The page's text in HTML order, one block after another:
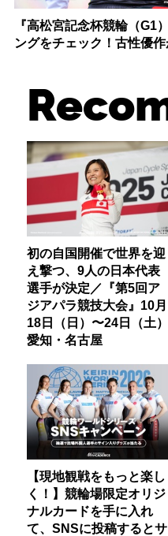
『高松宮記念杯競輪（G1
ングをチェック！古性優
初の自国開催で世界を迎
え撃つ、9人の日本代表
選手が決定／『第5回ア
ジアパラ競技大会』10月
18日（日）〜24日（土）
愛知・名古屋
【現地観戦をもっと楽し
く！】競輪場限定オリジ
ナルカードを手に入れ
て、SNSに投稿するとサ